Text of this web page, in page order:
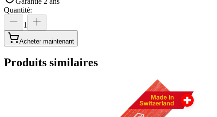
Quantité:
1
Acheter maintenant
Produits similaires